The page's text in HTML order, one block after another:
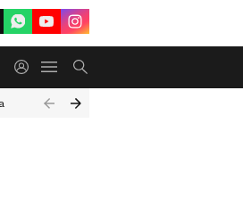
Minister Yathindra Siddaramaiah